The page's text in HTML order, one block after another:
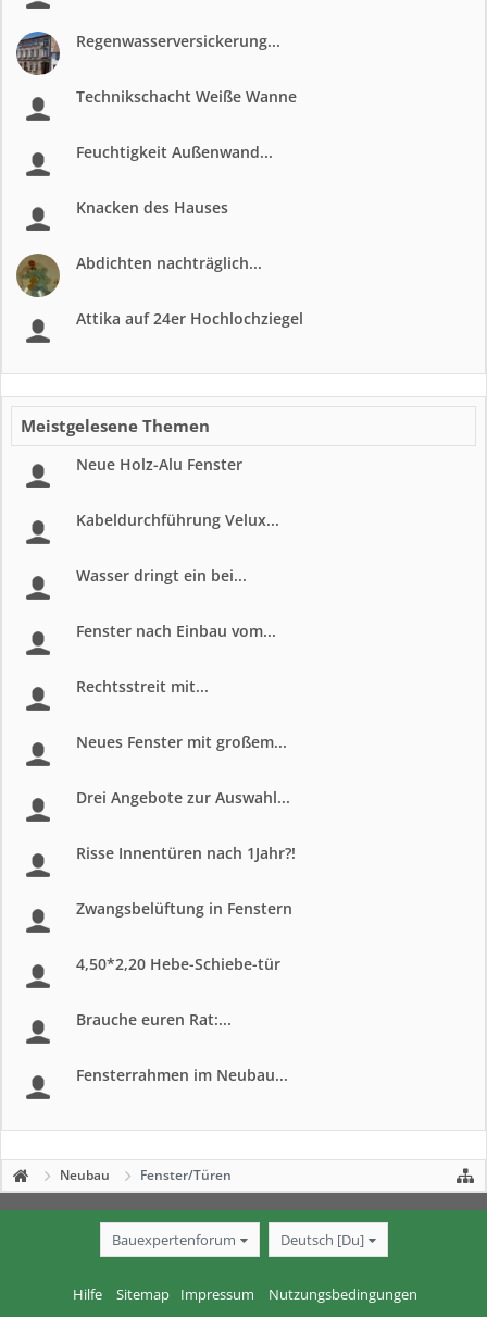
Regenwasserversickerung...
Technikschacht Weiße Wanne
Feuchtigkeit Außenwand...
Knacken des Hauses
Abdichten nachträglich...
Attika auf 24er Hochlochziegel
Meistgelesene Themen
Neue Holz-Alu Fenster
Kabeldurchführung Velux...
Wasser dringt ein bei...
Fenster nach Einbau vom...
Rechtsstreit mit...
Neues Fenster mit großem...
Drei Angebote zur Auswahl...
Risse Innentüren nach 1Jahr?!
Zwangsbelüftung in Fenstern
4,50*2,20 Hebe-Schiebe-tür
Brauche euren Rat:...
Fensterrahmen im Neubau...
Neubau Fenster/Türen
Bauexpertenforum Deutsch [Du]
Hilfe Sitemap Impressum Nutzungsbedingungen